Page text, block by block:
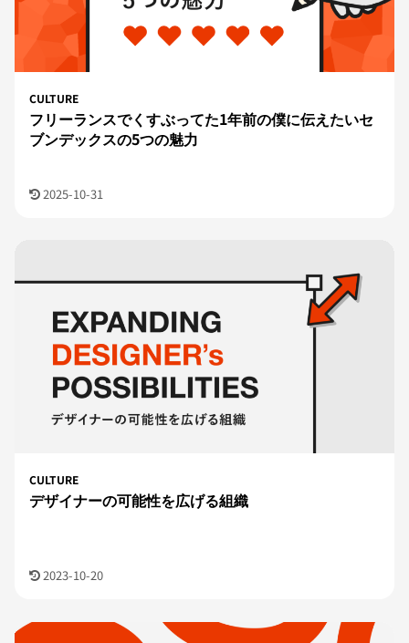
CULTURE
フリーランスでくすぶってた1年前の僕に伝えたいセ
ブンデックスの5つの魅力
2025-10-31
CULTURE
デザイナーの可能性を広げる組織
2023-10-20